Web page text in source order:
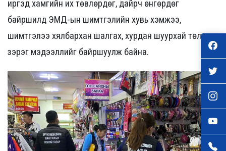
иргэд хамгийн их төвлөрдөг, дайрч өнгөрдөг
байршилд ЭМД-ын шимтгэлийн хувь хэмжээ,
шимтгэлээ хялбархан шалгах, хурдан шуурхай төлөх
зэрэг мэдээллийг байршуулж байна.